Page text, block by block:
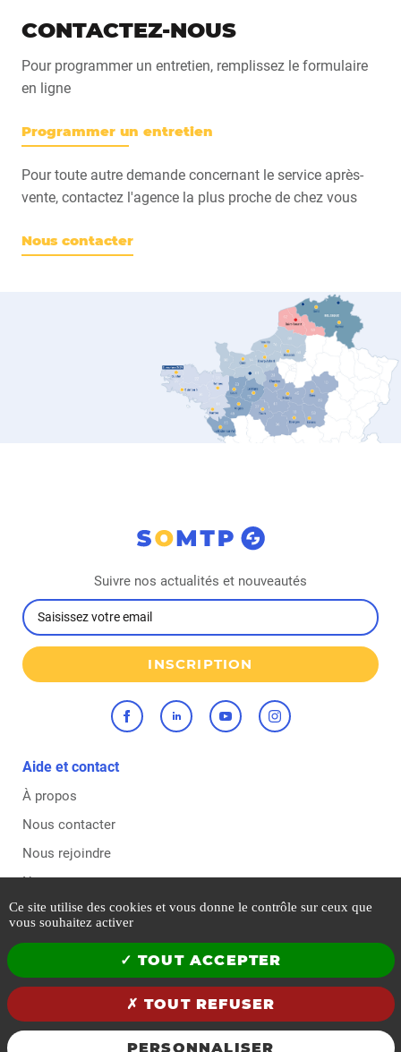
CONTACTEZ-NOUS
Pour programmer un entretien, remplissez le formulaire
en ligne
Programmer un entretien
Pour toute autre demande concernant le service après-
vente, contactez l'agence la plus proche de chez vous
Nous contacter
Suivre nos actualités et nouveautés
INSCRIPTION
Aide et contact
À propos
Nous contacter
Nous rejoindre
Nos agences
Politique qualité, sécurité et environnement
Sitemap
Conditions générales de vente
Ce site utilise des cookies et vous donne le contrôle sur ceux que
vous souhaitez activer
TOUT ACCEPTER
TOUT REFUSER
PERSONNALISER